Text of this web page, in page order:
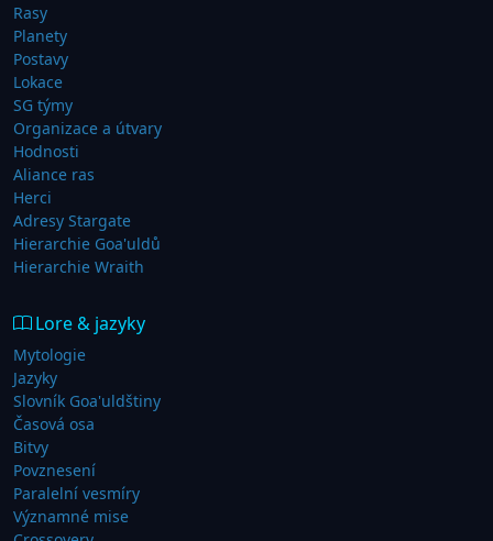
Rasy
Planety
Postavy
Lokace
SG týmy
Organizace a útvary
Hodnosti
Aliance ras
Herci
Adresy Stargate
Hierarchie Goa'uldů
Hierarchie Wraith
Lore & jazyky
Mytologie
Jazyky
Slovník Goa'uldštiny
Časová osa
Bitvy
Povznesení
Paralelní vesmíry
Významné mise